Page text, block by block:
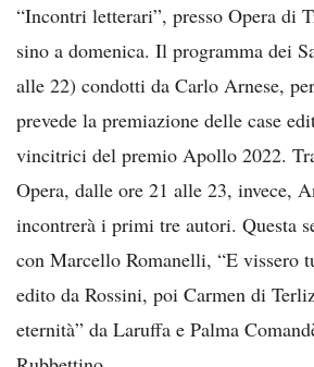
“Incontri letterari”, presso Opera di
sino a domenica. Il programma dei
alle 22) condotti da Carlo Arnese,
prevede la premiazione delle case
vincitrici del premio Apollo 2022.
Opera, dalle ore 21 alle 23, invece,
incontrerà i primi tre autori. Questa
con Marcello Romanelli, “E vissero
edito da Rossini, poi Carmen di
eternità” da Laruffa e Palma